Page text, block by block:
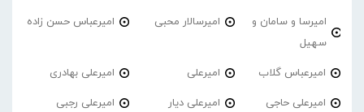
امیرسا و سامان و
سهیل
امیرسالار محبی امیرعباس حسن زاده
امیرعباس گلاب امیرعلی امیرعلی بهادری
امیرعلی حاجی امیرعلی دیار امیرعلی رجبی